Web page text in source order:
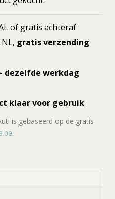
of gratis achteraf
gratis verzending
dezelfde werkdag
klaar voor gebruik
is gebaseerd op de gratis
.